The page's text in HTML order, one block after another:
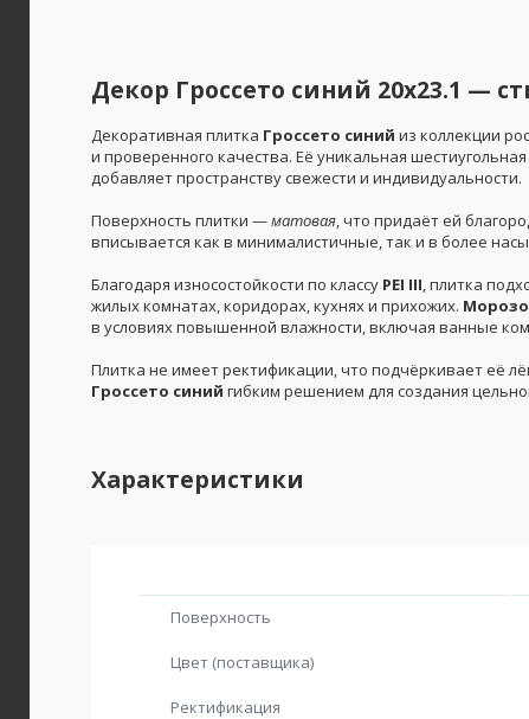
Декор Гроссето синий 20x23.1 —
Декоративная плитка Гроссето синий из коллекции
и проверенного качества. Её уникальная
добавляет пространству свежести и индивидуальности.
Поверхность плитки —матовая, что придаёт ей
вписывается как в минималистичные, так и в более
Благодаря износостойкости по классу PEI III, плитка
жилых комнатах, коридорах, кухнях и прихожих.
в условиях повышенной влажности, включая ванные
Плитка не имеет ректификации, что подчёркивает её
Гроссето синий гибким решением для создания
Характеристики
Поверхность
Цвет (поставщика)
Ректификация